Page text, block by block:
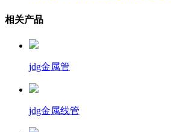
相关产品
jdg金属管
jdg金属线管